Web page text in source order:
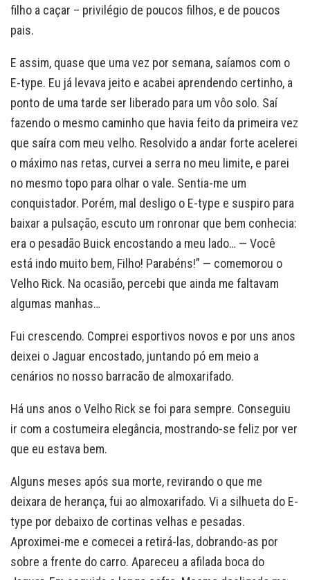
filho a caçar – privilégio de poucos filhos, e de poucos
pais.
E assim, quase que uma vez por semana, saíamos com o
E-type. Eu já levava jeito e acabei aprendendo certinho, a
ponto de uma tarde ser liberado para um vôo solo. Saí
fazendo o mesmo caminho que havia feito da primeira vez
que saíra com meu velho. Resolvido a andar forte acelerei
o máximo nas retas, curvei a serra no meu limite, e parei
no mesmo topo para olhar o vale. Sentia-me um
conquistador. Porém, mal desligo o E-type e suspiro para
baixar a pulsação, escuto um ronronar que bem conhecia:
era o pesadão Buick encostando a meu lado… — Você
está indo muito bem, Filho! Parabéns!” — comemorou o
Velho Rick. Na ocasião, percebi que ainda me faltavam
algumas manhas…
Fui crescendo. Comprei esportivos novos e por uns anos
deixei o Jaguar encostado, juntando pó em meio a
cenários no nosso barracão de almoxarifado.
Há uns anos o Velho Rick se foi para sempre. Conseguiu
ir com a costumeira elegância, mostrando-se feliz por ver
que eu estava bem.
Alguns meses após sua morte, revirando o que me
deixara de herança, fui ao almoxarifado. Vi a silhueta do E-
type por debaixo de cortinas velhas e pesadas.
Aproximei-me e comecei a retirá-las, dobrando-as por
sobre a frente do carro. Apareceu a afilada boca do